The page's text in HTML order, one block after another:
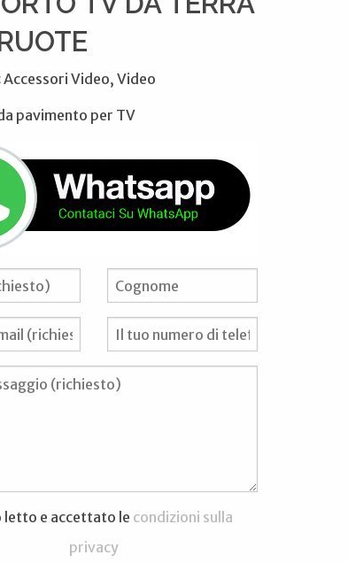
Accessori Video, Video
pavimento per TV
letto e accettato le condizioni sulla
privacy